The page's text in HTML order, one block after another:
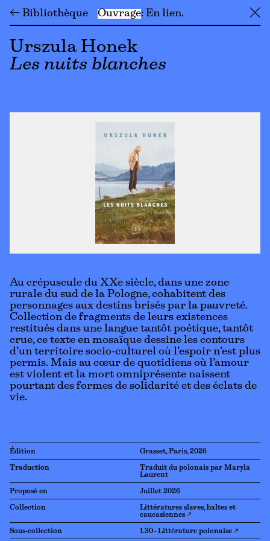
← Bibliothèque Ouvrage En lien ╳
Urszula Honek
Les nuits blanches
Au crépuscule du XXe siècle, dans une zone
rurale du sud de la Pologne, cohabitent des
personnages aux destins brisés par la pauvreté.
Collection de fragments de leurs existences
restitués dans une langue tantôt poétique, tantôt
crue, ce texte en mosaïque dessine les contours
d’un territoire socio-culturel où l’espoir n’est plus
permis. Mais au cœur de quotidiens où l’amour
est violent et la mort omniprésente naissent
pourtant des formes de solidarité et des éclats de
vie.
Édition Grasset, Paris, 2026
Traduction
Traduit du polonais par Maryla
Laurent
Proposé en Juillet 2026
Collection
Littératures slaves, baltes et
caucasiennes ↗
Sous-collection 1.30 - Littérature polonaise ↗